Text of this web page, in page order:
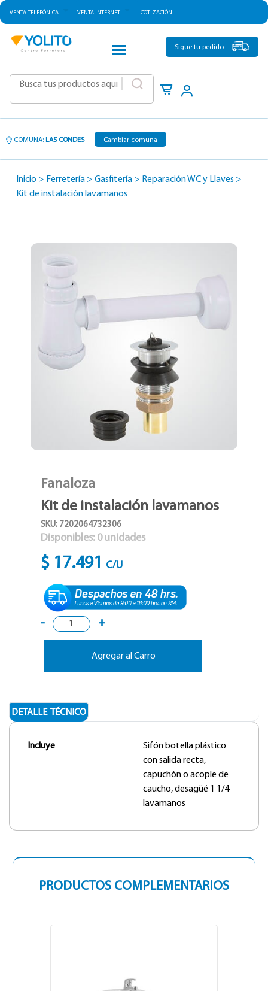
VENTA TELEFÓNICA VENTA INTERNET COTIZACIÓN
CATEGORÍAS
Sigue tu pedido
COMUNA: LAS CONDES Cambiar comuna
Inicio > Ferretería > Gasfitería > Reparación WC y Llaves >
Kit de instalación lavamanos
Fanaloza
Kit de instalación lavamanos
SKU: 7202064732306
Disponibles: 0unidades
$ 17.491 C/U
- +
Agregar al Carro
DETALLE TÉCNICO
Incluye
Sifón botella plástico
con salida recta,
capuchón o acople de
caucho, desagüé 1 1/4
lavamanos
PRODUCTOS COMPLEMENTARIOS